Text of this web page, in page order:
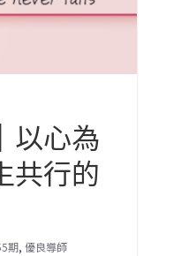
以心為
共行的
期, 優良導師